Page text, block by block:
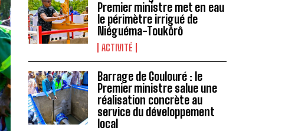
Premier ministre met en eau
le périmètre irrigué de
Niéguéma-Toukôrô
ACTIVITÉ
Barrage de Goulouré : le
Premier ministre salue une
réalisation concrète au
service du développement
local